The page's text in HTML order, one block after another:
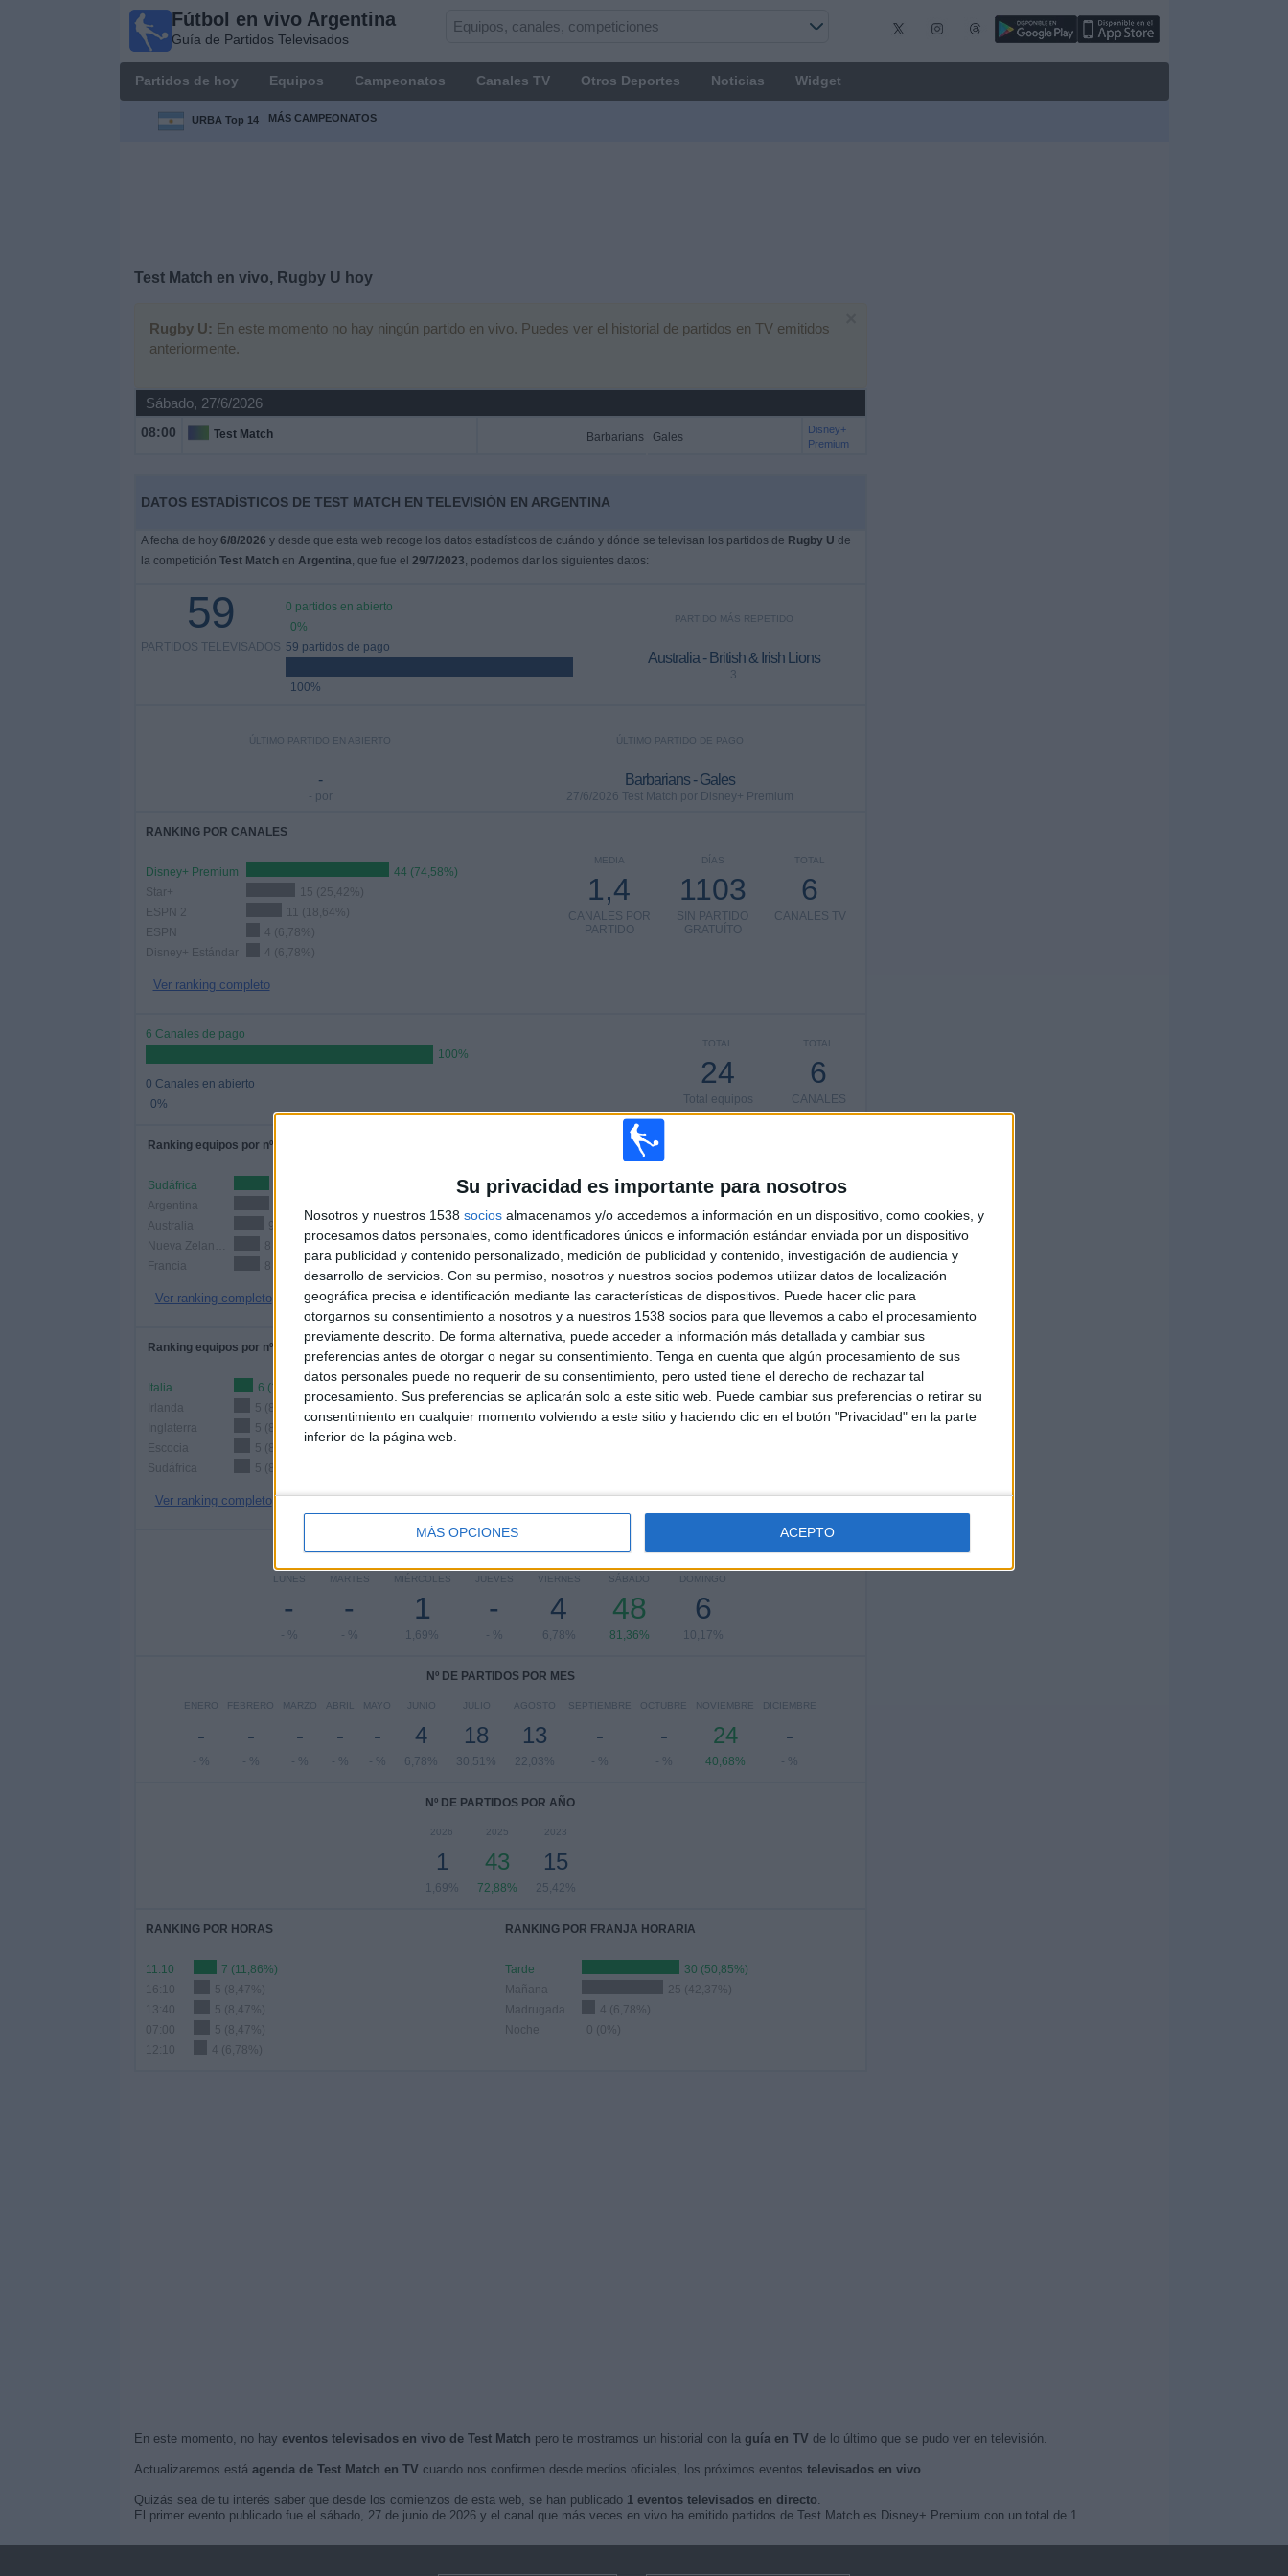
Su privacidad es importante para nosotros
Nosotros y nuestros 1538 socios almacenamos y/o accedemos a información en un dispositivo, como cookies, y
procesamos datos personales, como identificadores únicos e información estándar enviada por un dispositivo
para publicidad y contenido personalizado, medición de publicidad y contenido, investigación de audiencia y
desarrollo de servicios. Con su permiso, nosotros y nuestros socios podemos utilizar datos de localización
geográfica precisa e identificación mediante las características de dispositivos. Puede hacer clic para
otorgarnos su consentimiento a nosotros y a nuestros 1538 socios para que llevemos a cabo el procesamiento
previamente descrito. De forma alternativa, puede acceder a información más detallada y cambiar sus
preferencias antes de otorgar o negar su consentimiento. Tenga en cuenta que algún procesamiento de sus
datos personales puede no requerir de su consentimiento, pero usted tiene el derecho de rechazar tal
procesamiento. Sus preferencias se aplicarán solo a este sitio web. Puede cambiar sus preferencias o retirar su
consentimiento en cualquier momento volviendo a este sitio y haciendo clic en el botón "Privacidad" en la parte
inferior de la página web.
MÁS OPCIONES ACEPTO
Fútbol en vivo Argentina
Guía de Partidos Televisados
Partidos de hoy Equipos Campeonatos Canales TV Otros Deportes Noticias Widget
URBA Top 14 MÁS CAMPEONATOS
Test Match en vivo, Rugby U hoy
Rugby U: En este momento no hay ningún partido en vivo. Puedes ver el historial de partidos en TV emitidos
anteriormente.
Sábado, 27/6/2026
08:00 Test Match Barbarians Gales
Disney+
Premium
DATOS ESTADÍSTICOS DE TEST MATCH EN TELEVISIÓN EN ARGENTINA
A fecha de hoy 6/8/2026 y desde que esta web recoge los datos estadísticos de cuándo y dónde se televisan los partidos de Rugby U de
la competición Test Matchen Argentina, que fue el 29/7/2023, podemos dar los siguientes datos:
59
PARTIDOS TELEVISADOS
0 partidos en abierto
0%
59 partidos de pago
100%
PARTIDO MÁS REPETIDO
Australia - British & Irish Lions
3
ÚLTIMO PARTIDO EN ABIERTO
-
- por
ÚLTIMO PARTIDO DE PAGO
Barbarians - Gales
27/6/2026 Test Match por Disney+ Premium
RANKING POR CANALES
Disney+ Premium
44 (74,58%)
Star+
15 (25,42%)
ESPN 2
11 (18,64%)
ESPN
4 (6,78%)
Disney+ Estándar
4 (6,78%)
Ver ranking completo
TOTAL
6
CANALES TV
DÍAS
1103
SIN PARTIDO
GRATUÍTO
MEDIA
1,4
CANALES POR
PARTIDO
6 Canales de pago
100%
0 Canales en abierto
0%
TOTAL
6
CANALES
TOTAL
24
Total equipos
Ranking equipos por nº de partidos
Sudáfrica
Argentina
Australia
9 (15,25%)
8 (13,56%)
Francia
8 (13,56%)
Ver ranking completo
Ranking equipos por nº de partidos en abierto
Ver ranking completo
Ranking equipos por nº de partidos Local
Italia
6 (10,17%)
Irlanda
5 (8,47%)
Inglaterra
5 (8,47%)
Escocia
5 (8,47%)
Sudáfrica
5 (8,47%)
Ver ranking completo
Ranking equipos por nº de partidos Visitante
7 (11,86%)
Sudáfrica
Ver ranking completo
Nº DE PARTIDOS POR DÍA DE LA SEMANA
LUNES
-
- %
MARTES
-
- %
MIÉRCOLES
1
1,69%
JUEVES
-
- %
VIERNES
4
6,78%
SÁBADO
48
81,36%
DOMINGO
6
10,17%
Nº DE PARTIDOS POR MES
ENERO
-
- %
FEBRERO
-
- %
MARZO
-
- %
ABRIL
-
- %
MAYO
-
- %
JUNIO
4
6,78%
JULIO
18
30,51%
AGOSTO
13
22,03%
SEPTIEMBRE
-
- %
OCTUBRE
-
- %
NOVIEMBRE
24
40,68%
DICIEMBRE
-
- %
Nº DE PARTIDOS POR AÑO
2026
1
1,69%
2025
43
72,88%
2023
15
25,42%
RANKING POR HORAS
11:10
7 (11,86%)
16:10
5 (8,47%)
13:40
5 (8,47%)
07:00
5 (8,47%)
12:10
4 (6,78%)
RANKING POR FRANJA HORARIA
Tarde
30 (50,85%)
Mañana
25 (42,37%)
Madrugada
4 (6,78%)
Noche
0 (0%)
En este momento, no hay eventos televisados en vivo de Test Match pero te mostramos un historial con la guía en TV de lo último que se pudo ver en televisión.
Actualizaremos está agenda de Test Match en TV cuando nos confirmen desde medios oficiales, los próximos eventos televisados en vivo.
Quizás sea de tu interés saber que desde los comienzos de esta web, se han publicado 1 eventos televisados en directo.
El primer evento publicado fue el sábado, 27 de junio de 2026 y el canal que más veces en vivo ha emitido partidos de Test Match es Disney+ Premium con un total de 1.
Fútbol en
Argentina